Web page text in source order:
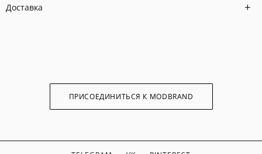
Доставка
ПРИСОЕДИНИТЬСЯ К MODBRAND